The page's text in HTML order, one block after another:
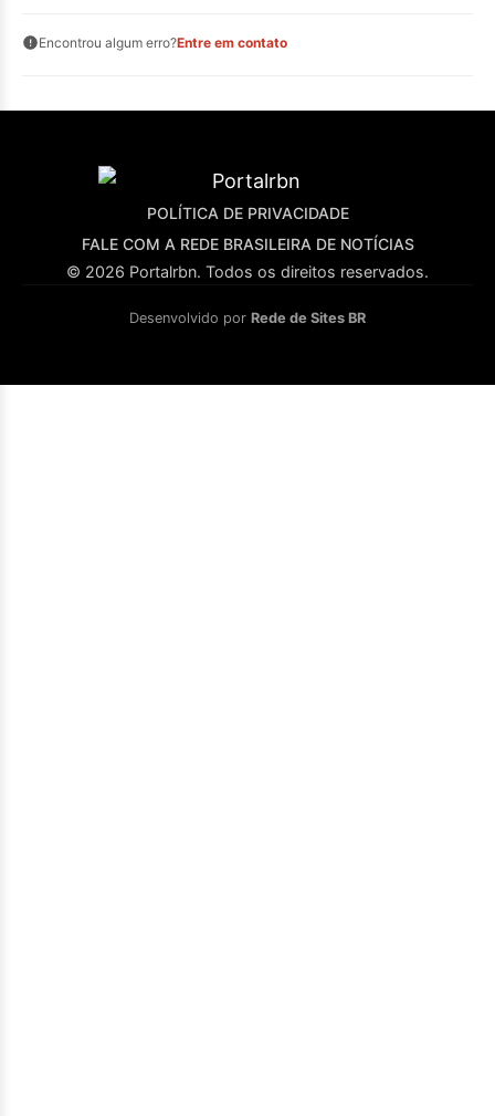
Encontrou algum erro?Entre em contato
POLÍTICA DE PRIVACIDADE
FALE COM A REDE BRASILEIRA DE NOTÍCIAS
© 2026 Portalrbn. Todos os direitos reservados.
Desenvolvido por Rede de Sites BR